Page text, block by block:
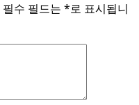
필수 필드는 *로 표시됩니